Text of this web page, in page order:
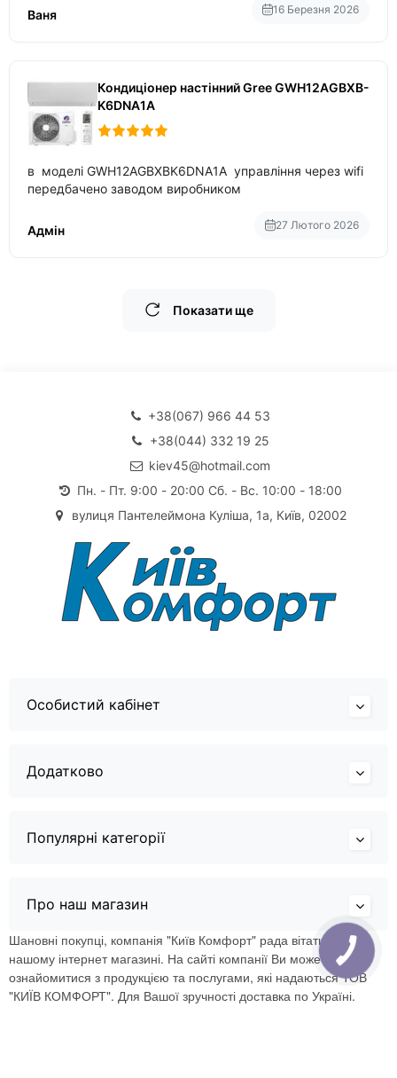
температури
Ваня 16 Березня 2026
Кондиціонер настінний Gree GWH12AGBXB-
K6DNA1A
в моделі GWH12AGBXBK6DNA1A управління через wifi
передбачено заводом виробником
Адмін 27 Лютого 2026
Показати ще
+38(067) 966 44 53
+38(044) 332 19 25
kiev45@hotmail.com
Пн. - Пт. 9:00 - 20:00 Сб. - Вс. 10:00 - 18:00
вулиця Пантелеймона Куліша, 1а, Київ, 02002
Особистий кабінет
Додатково
Популярні категорії
Про наш магазин
Шановні покупці, компанія "Київ Комфорт" рада вітати Вас в
нашому інтернет магазині. На сайті компанії Ви можете
ознайомитися з продукцією та послугами, які надаються ТОВ
"КИЇВ КОМФОРТ". Для Вашої зручності доставка по Україні.